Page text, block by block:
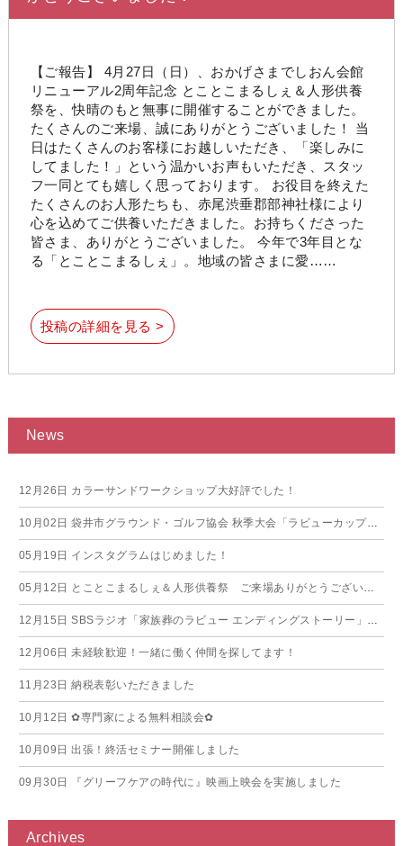
【ご報告】 4月27日（日）、おかげさまでしおん会館
リニューアル2周年記念 とことこまるしぇ＆人形供養
祭を、快晴のもと無事に開催することができました。
たくさんのご来場、誠にありがとうございました！ 当
日はたくさんのお客様にお越しいただき、「楽しみに
してました！」という温かいお声もいただき、スタッ
フ一同とても嬉しく思っております。 お役目を終えた
たくさんのお人形たちも、赤尾渋垂郡部神社様により
心を込めてご供養いただきました。お持ちくださった
皆さま、ありがとうございました。 今年で3年目とな
る「とことこまるしぇ」。地域の皆さまに愛……
投稿の詳細を見る >
News
12月26日 カラーサンドワークショップ大好評でした！
10月02日 袋井市グラウンド・ゴルフ協会 秋季大会「ラビューカップ」開催のご報告
05月19日 インスタグラムはじめました！
05月12日 とことこまるしぇ＆人形供養祭 ご来場ありがとうございました！
12月15日 SBSラジオ「家族葬のラビュー エンディングストーリー」がオンエアされました
12月06日 未経験歓迎！一緒に働く仲間を探してます！
11月23日 納税表彰いただきました
10月12日 ✿専門家による無料相談会✿
10月09日 出張！終活セミナー開催しました
09月30日 『グリーフケアの時代に』映画上映会を実施しました
Archives